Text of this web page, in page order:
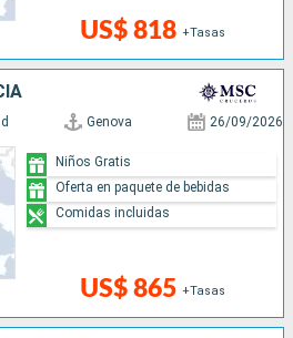
US$ 818 +Tasas
Genova 26/09/2026
US$ 865 +Tasas
Niños Gratis
Oferta en paquete de bebidas
Comidas incluidas